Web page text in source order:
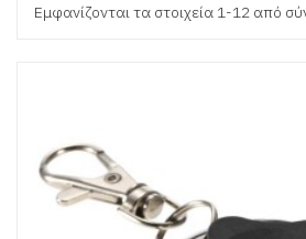
Εμφανίζονται τα στοιχεία 1-12 από